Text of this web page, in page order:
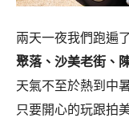
兩天一夜我們跑遍
聚落、沙美老街、
天氣不至於熱到中
只要開心的玩跟拍